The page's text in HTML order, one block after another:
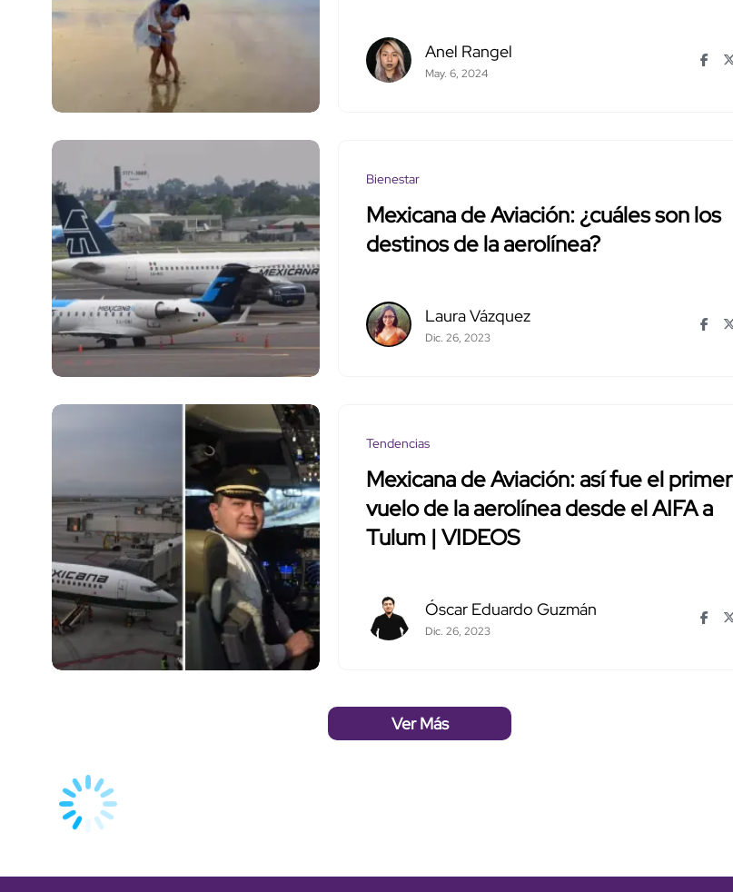
Anel Rangel
May. 6, 2024
Bienestar
Mexicana de Aviación: ¿cuáles son los
destinos de la aerolínea?
Laura Vázquez
Dic. 26, 2023
Tendencias
Mexicana de Aviación: así fue el primer
vuelo de la aerolínea desde el AIFA a
Tulum | VIDEOS
Óscar Eduardo Guzmán
Dic. 26, 2023
Ver Más